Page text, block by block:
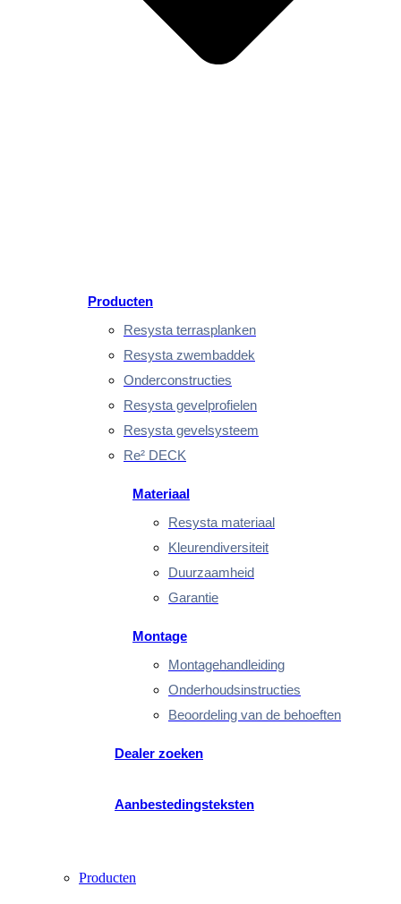
Producten
Resysta terrasplanken
Resysta zwembaddek
Onderconstructies
Resysta gevelprofielen
Resysta gevelsysteem
Re² DECK
Materiaal
Resysta materiaal
Kleurendiversiteit
Duurzaamheid
Garantie
Montage
Montagehandleiding
Onderhoudsinstructies
Beoordeling van de behoeften
Dealer zoeken
Aanbestedingsteksten
Producten